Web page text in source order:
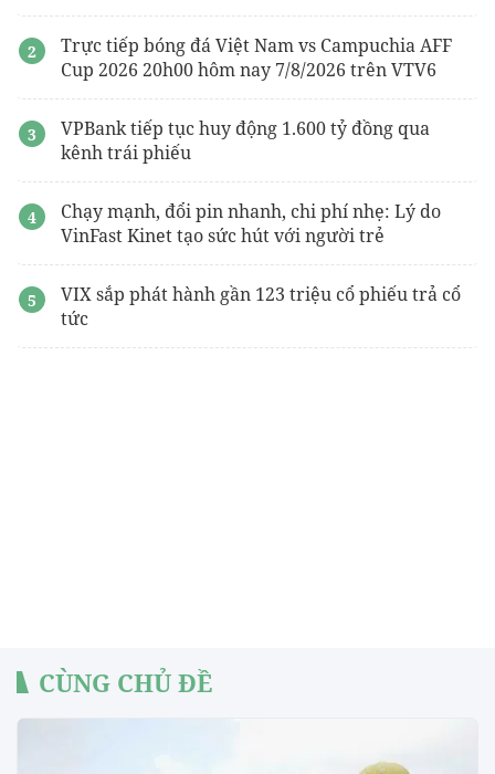
Trực tiếp bóng đá Việt Nam vs Campuchia AFF
Cup 2026 20h00 hôm nay 7/8/2026 trên VTV6
VPBank tiếp tục huy động 1.600 tỷ đồng qua
kênh trái phiếu
Chạy mạnh, đổi pin nhanh, chi phí nhẹ: Lý do
VinFast Kinet tạo sức hút với người trẻ
VIX sắp phát hành gần 123 triệu cổ phiếu trả cổ
tức
CÙNG CHỦ ĐỀ